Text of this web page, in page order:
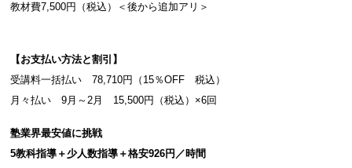
教材費7,500円（税込）＜後から追加アリ＞
【お支払い方法と割引】
受講料一括払い 78,710円（15％OFF 税込）
月々払い 9月～2月 15,500円（税込）×6回
塾業界最安値に挑戦
5教科指導＋少人数指導＋格安926円／時間